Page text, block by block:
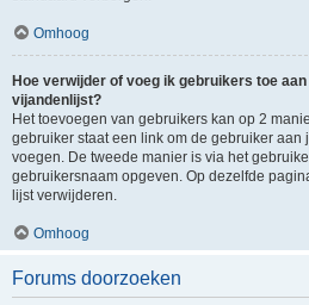
Omhoog
Hoe verwijder of voeg ik gebruikers toe
vijandenlijst?
Het toevoegen van gebruikers kan op 2
gebruiker staat een link om de gebruiker aan
voegen. De tweede manier is via het
gebruikersnaam opgeven. Op dezelfde
lijst verwijderen.
Omhoog
Forums doorzoeken